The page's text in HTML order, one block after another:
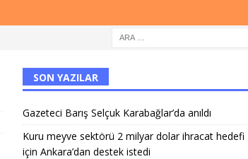
SON YAZILAR
Gazeteci Barış Selçuk Karabağlar’da anıldı
Kuru meyve sektörü 2 milyar dolar ihracat hedefi
için Ankara’dan destek istedi